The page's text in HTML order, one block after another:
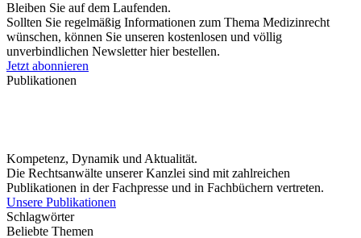
Bleiben Sie auf dem Laufenden.
Sollten Sie regelmäßig Informationen zum Thema Medizinrecht
wünschen, können Sie unseren kostenlosen und völlig
unverbindlichen Newsletter hier bestellen.
Jetzt abonnieren
Publikationen
Kompetenz, Dynamik und Aktualität.
Die Rechtsanwälte unserer Kanzlei sind mit zahlreichen
Publikationen in der Fachpresse und in Fachbüchern vertreten.
Unsere Publikationen
Schlagwörter
Beliebte Themen